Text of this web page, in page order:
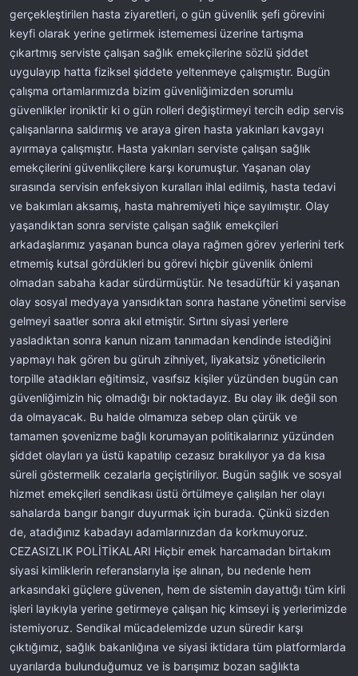
gerçekleştirilen hasta ziyaretleri, o gün güvenlik şefi görevini
keyfi olarak yerine getirmek istememesi üzerine tartışma
çıkartmış serviste çalışan sağlık emekçilerine sözlü şiddet
uygulayıp hatta fiziksel şiddete yeltenmeye çalışmıştır. Bugün
çalışma ortamlarımızda bizim güvenliğimizden sorumlu
güvenlikler ironiktir ki o gün rolleri değiştirmeyi tercih edip servis
çalışanlarına saldırmış ve araya giren hasta yakınları kavgayı
ayırmaya çalışmıştır. Hasta yakınları serviste çalışan sağlık
emekçilerini güvenlikçilere karşı korumuştur. Yaşanan olay
sırasında servisin enfeksiyon kuralları ihlal edilmiş, hasta tedavi
ve bakımları aksamış, hasta mahremiyeti hiçe sayılmıştır. Olay
yaşandıktan sonra serviste çalışan sağlık emekçileri
arkadaşlarımız yaşanan bunca olaya rağmen görev yerlerini terk
etmemiş kutsal gördükleri bu görevi hiçbir güvenlik önlemi
olmadan sabaha kadar sürdürmüştür. Ne tesadüftür ki yaşanan
olay sosyal medyaya yansıdıktan sonra hastane yönetimi servise
gelmeyi saatler sonra akıl etmiştir. Sırtını siyasi yerlere
yasladıktan sonra kanun nizam tanımadan kendinde istediğini
yapmayı hak gören bu güruh zihniyet, liyakatsiz yöneticilerin
torpille atadıkları eğitimsiz, vasıfsız kişiler yüzünden bugün can
güvenliğimizin hiç olmadığı bir noktadayız. Bu olay ilk değil son
da olmayacak. Bu halde olmamıza sebep olan çürük ve
tamamen şovenizme bağlı korumayan politikalarınız yüzünden
şiddet olayları ya üstü kapatılıp cezasız bırakılıyor ya da kısa
süreli göstermelik cezalarla geçiştiriliyor. Bugün sağlık ve sosyal
hizmet emekçileri sendikası üstü örtülmeye çalışılan her olayı
sahalarda bangır bangır duyurmak için burada. Çünkü sizden
de, atadığınız kabadayı adamlarınızdan da korkmuyoruz.
CEZASIZLIK POLİTİKALARI Hiçbir emek harcamadan birtakım
siyasi kimliklerin referanslarıyla işe alınan, bu nedenle hem
arkasındaki güçlere güvenen, hem de sistemin dayattığı tüm kirli
işleri layıkıyla yerine getirmeye çalışan hiç kimseyi iş yerlerimizde
istemiyoruz. Sendikal mücadelemizde uzun süredir karşı
çıktığımız, sağlık bakanlığına ve siyasi iktidara tüm platformlarda
uyarılarda bulunduğumuz ve is barışımız bozan sağlıkta